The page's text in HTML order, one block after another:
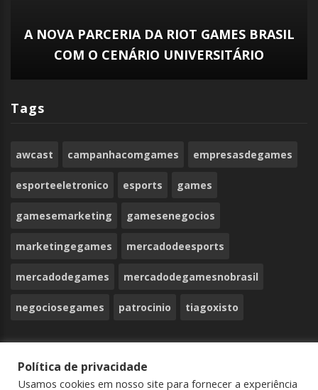
DA RIOT GAMES BRASIL
UNIVERSITÁRIO
PATROCINADORES
Tags
awcast campanhacomgames empresasdegames
esporteeletronico esports games
gamesemarketing gamesenegocios
marketingegames mercadodeesports
mercadodegames mercadodegamesnobrasil
negociosegames patrocinio tiagoxisto
© Copyright 2025, Todos os direitos reservados
Política de privacidade
Usamos cookies em nosso site para fornecer a experiência